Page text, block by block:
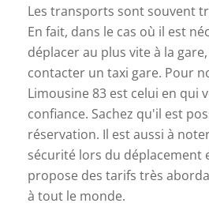
Les transports sont souvent
En fait, dans le cas où il est
déplacer au plus vite à la
contacter un taxi gare. Pour
Limousine 83 est celui en qui
confiance. Sachez qu'il est
réservation. Il est aussi à
sécurité lors du déplacement
propose des tarifs très
à tout le monde.